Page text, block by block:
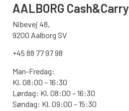
AALBORG Cash&Carry
Nibevej 48,
9200 Aalborg SV
+45 88 77 97 98
Man-Fredag:
Kl. 08:00 – 16:30
Lørdag: Kl. 08:00 – 16:30
Søndag: Kl. 09:00 – 15:30